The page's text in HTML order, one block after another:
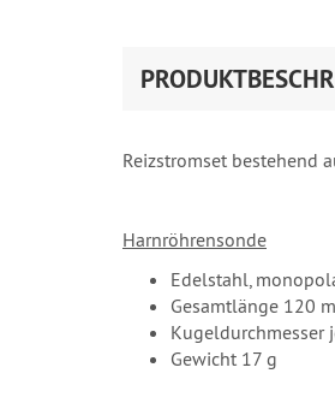
Reizstromset bestehend
Harnröhrensonde
Edelstahl,
Gesamtlänge 120
Kugeldurchmesser
Gewicht 17 g